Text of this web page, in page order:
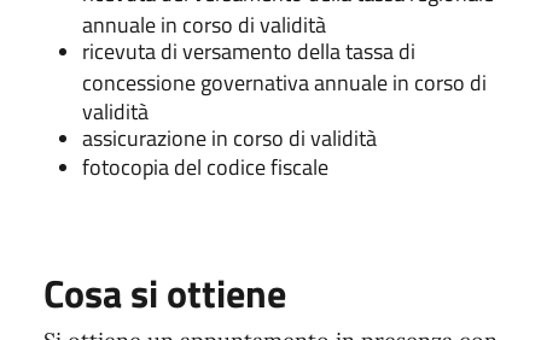
annuale in corso di validità
ricevuta di versamento della tassa di
concessione governativa annuale in corso di
validità
assicurazione in corso di validità
fotocopia del codice fiscale
Cosa si ottiene